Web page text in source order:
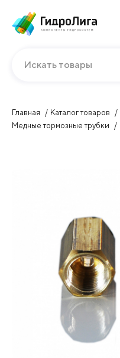
Искать товары
Главная Каталог товаров
Медные тормозные трубки